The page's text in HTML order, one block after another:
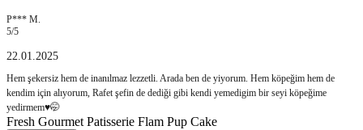
P*** M.
5/5
22.01.2025
Hem şekersiz hem de inanılmaz lezzetli. Arada ben de yiyorum. Hem köpeğim hem de
kendim için alıyorum, Rafet şefin de dediği gibi kendi yemedigim bir seyi köpeğime
yedirmem♥️🤭
Fresh Gourmet Patisserie Flam Pup Cake